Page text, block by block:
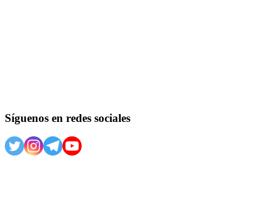
Síguenos en redes sociales